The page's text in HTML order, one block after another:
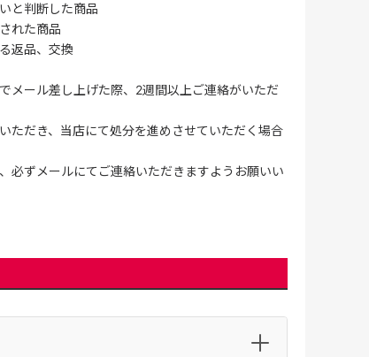
と判断した商品
れた商品
返品、交換
メール差し上げた際、2週間以上ご連絡がいただ
ただき、当店にて処分を進めさせていただく場合
必ずメールにてご連絡いただきますようお願いい